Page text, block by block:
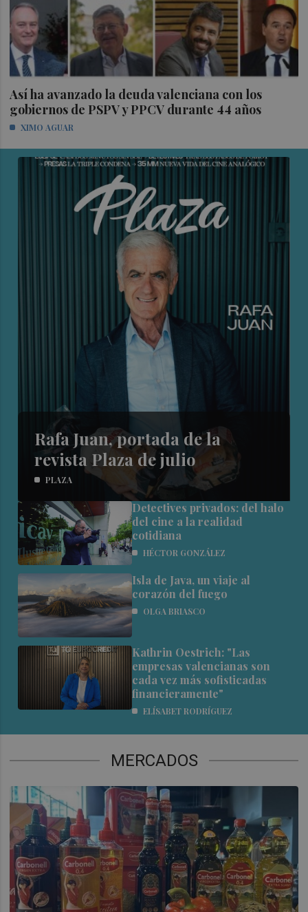
Así ha avanzado la deuda valenciana con los
gobiernos de PSPV y PPCV durante 44 años
XIMO AGUAR
Rafa Juan, portada de la
revista Plaza de julio
PLAZA
Detectives privados: del halo
del cine a la realidad
cotidiana
HÉCTOR GONZÁLEZ
Isla de Java, un viaje al
corazón del fuego
OLGA BRIASCO
Kathrin Oestrich: "Las
empresas valencianas son
cada vez más sofisticadas
financieramente"
ELÍSABET RODRÍGUEZ
MERCADOS